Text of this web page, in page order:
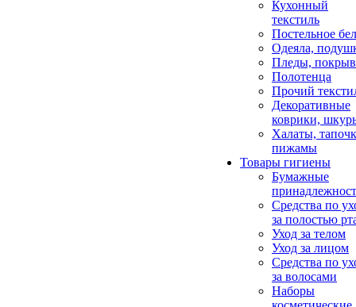
Кухонный
текстиль
Постельное
Одеяла,
Пледы,
Полотенца
Прочий
Декоративные
коврики,
Халаты,
пижамы
Товары гигиены
Бумажные
Средства по
за полостью
Уход за телом
Уход за лицом
Средства по
за волосами
Наборы